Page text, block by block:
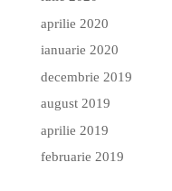
aprilie 2020
ianuarie 2020
decembrie 2019
august 2019
aprilie 2019
februarie 2019